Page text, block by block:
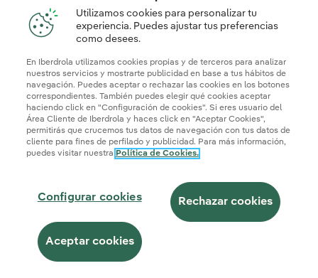
Nuestros certificados de confianza
Mapa webInformación legal y Política de cookies
Seguridad de la informaciónAccesibilidad
¿Cómo ser colaborador?
Transparencia IAIberdrola.com
© 2026 Iberdrola Clientes S.A.U.
Este sitio está protegido por reCAPTCHA.
Utilizamos cookies para personalizar tu
experiencia. Puedes ajustar tus preferencias
como desees.
En Iberdrola utilizamos cookies propias y de terceros para analizar
nuestros servicios y mostrarte publicidad en base a tus hábitos de
navegación. Puedes aceptar o rechazar las cookies en los botones
correspondientes. También puedes elegir qué cookies aceptar
haciendo click en "Configuración de cookies". Si eres usuario del
Área Cliente de Iberdrola y haces click en "Aceptar Cookies",
permitirás que crucemos tus datos de navegación con tus datos de
cliente para fines de perfilado y publicidad. Para más información,
puedes visitar nuestra Política de Cookies.
Configurar cookies Rechazar cookies
Aceptar cookies